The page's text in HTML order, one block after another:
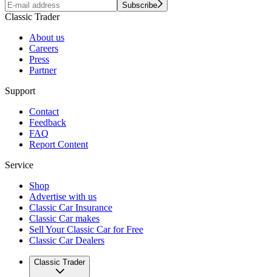
Subscribe
Classic Trader
About us
Careers
Press
Partner
Support
Contact
Feedback
FAQ
Report Content
Service
Shop
Advertise with us
Classic Car Insurance
Classic Car makes
Sell Your Classic Car for Free
Classic Car Dealers
Classic Trader